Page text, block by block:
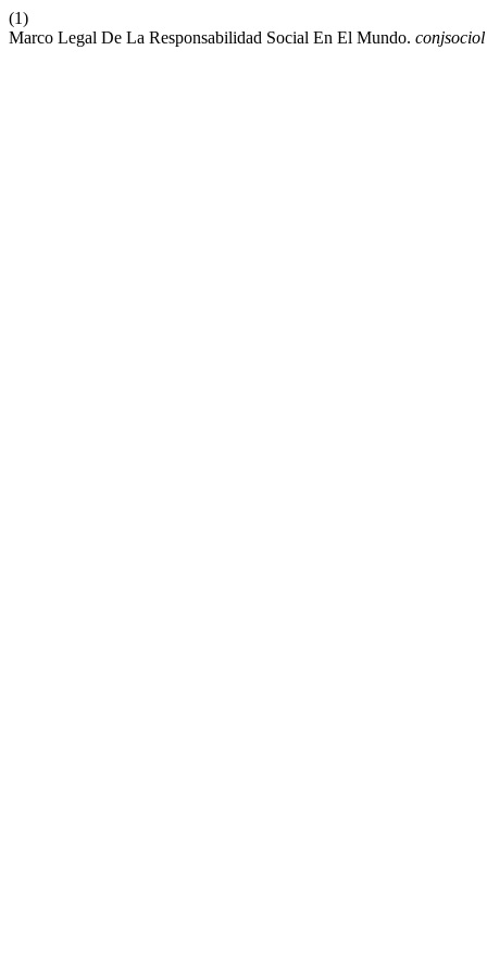
(1)
Marco Legal De La Responsabilidad Social En El Mundo. conjsociol